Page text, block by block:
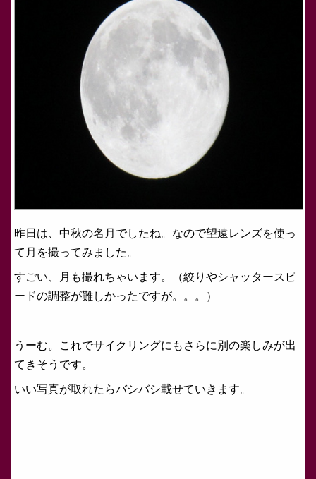
昨日は、中秋の名月でしたね。なので望遠レンズを使っ
て月を撮ってみました。
すごい、月も撮れちゃいます。（絞りやシャッタースピ
ードの調整が難しかったですが。。。）
うーむ。これでサイクリングにもさらに別の楽しみが出
てきそうです。
いい写真が取れたらバシバシ載せていきます。